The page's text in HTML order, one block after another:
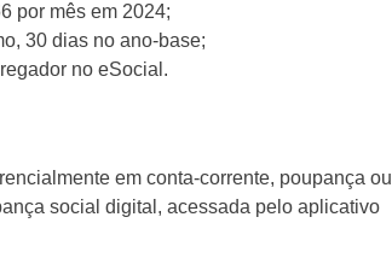
por mês em 2024;
30 dias no ano-base;
no eSocial.
em conta-corrente, poupança ou
social digital, acessada pelo aplicativo